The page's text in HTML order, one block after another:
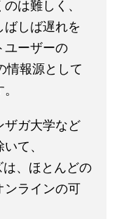
は難しく、
ばしば遅れを
ユーザーの
情報源として
ザガ大学など
て、
、ほとんどの
ンラインの可